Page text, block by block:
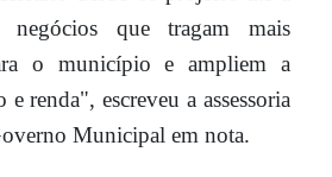
negócios que tragam mais
o município e ampliem a
renda", escreveu a assessoria
Municipal em nota.